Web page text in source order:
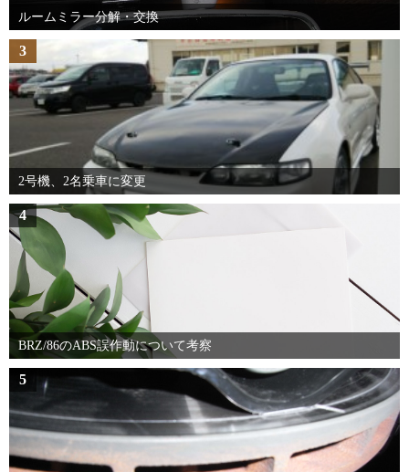
ルームミラー分解・交換
3
2号機、2名乗車に変更
4
BRZ/86のABS誤作動について考察
5